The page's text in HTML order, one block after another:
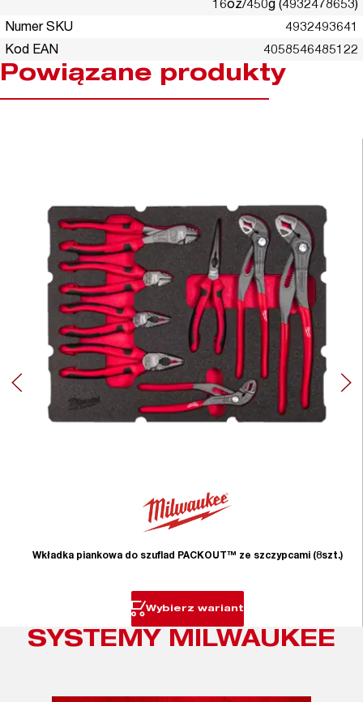
16oz/450g (4932478653)
Numer SKU
4932493641
Kod EAN
4058546485122
Powiązane produkty
Wkładka piankowa do szuflad PACKOUT™ ze szczypcami (8szt.)
Wybierz wariant
SYSTEMY MILWAUKEE